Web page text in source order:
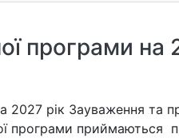
програми на
2027 рік Зауваження та
програми приймаються